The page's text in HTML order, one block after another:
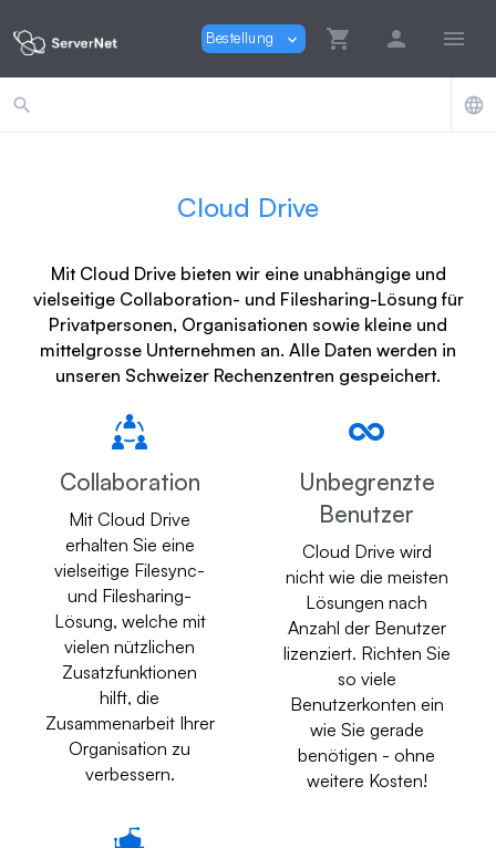
Bestellung expand_more shopping_cart person menu
search language
Cloud Drive
Mit Cloud Drive bieten wir eine unabhängige und
vielseitige Collaboration- und Filesharing-Lösung für
Privatpersonen, Organisationen sowie kleine und
mittelgrosse Unternehmen an. Alle Daten werden in
unseren Schweizer Rechenzentren gespeichert.
Collaboration
Mit Cloud Drive
erhalten Sie eine
vielseitige Filesync-
und Filesharing-
Lösung, welche mit
vielen nützlichen
Zusatzfunktionen
hilft, die
Zusammenarbeit Ihrer
Organisation zu
verbessern.
Unbegrenzte
Benutzer
Cloud Drive wird
nicht wie die meisten
Lösungen nach
Anzahl der Benutzer
lizenziert. Richten Sie
so viele
Benutzerkonten ein
wie Sie gerade
benötigen - ohne
weitere Kosten!